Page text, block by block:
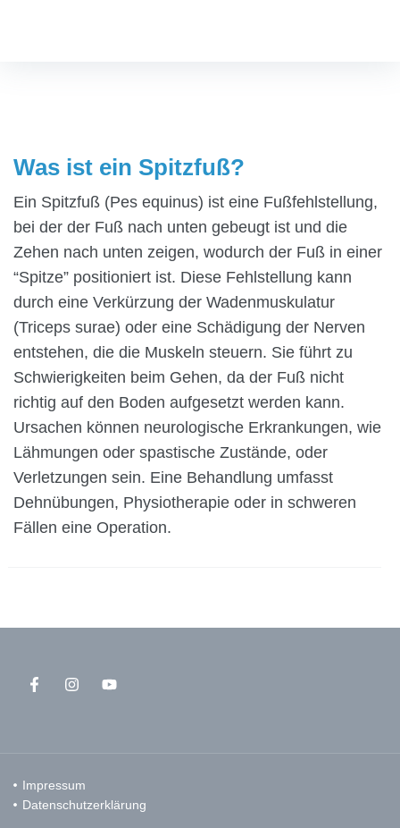
Was ist ein Spitzfuß?
Ein Spitzfuß (Pes equinus) ist eine Fußfehlstellung,
bei der der Fuß nach unten gebeugt ist und die
Zehen nach unten zeigen, wodurch der Fuß in einer
“Spitze” positioniert ist. Diese Fehlstellung kann
durch eine Verkürzung der Wadenmuskulatur
(Triceps surae) oder eine Schädigung der Nerven
entstehen, die die Muskeln steuern. Sie führt zu
Schwierigkeiten beim Gehen, da der Fuß nicht
richtig auf den Boden aufgesetzt werden kann.
Ursachen können neurologische Erkrankungen, wie
Lähmungen oder spastische Zustände, oder
Verletzungen sein. Eine Behandlung umfasst
Dehnübungen, Physiotherapie oder in schweren
Fällen eine Operation.
Impressum
Datenschutzerklärung